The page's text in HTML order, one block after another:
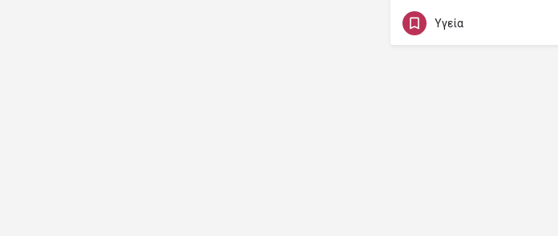
Υγεία